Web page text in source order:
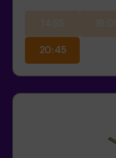
20:45